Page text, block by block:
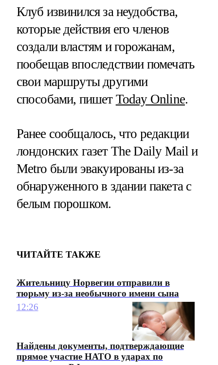
Клуб извинился за неудобства,
которые действия его членов
создали властям и горожанам,
пообещав впоследствии помечать
свои маршруты другими
способами, пишет Today Online.
Ранее сообщалось, что редакции
лондонских газет The Daily Mail и
Metro были эвакуированы из-за
обнаруженного в здании пакета с
белым порошком.
ЧИТАЙТЕ ТАКЖЕ
Жительницу Норвегии отправили в
тюрьму из-за необычного имени сына
12:26
Найдены документы, подтверждающие
прямое участие НАТО в ударах по